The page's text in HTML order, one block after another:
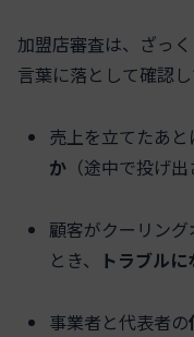
加盟店審査は、ざっ
言葉に落として確認し
売上を立てたあと
か （途中で投げ出
顧客がクーリン
とき、
トラブル
事業者と代表者の